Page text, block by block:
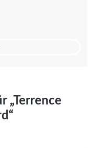
„Terrence